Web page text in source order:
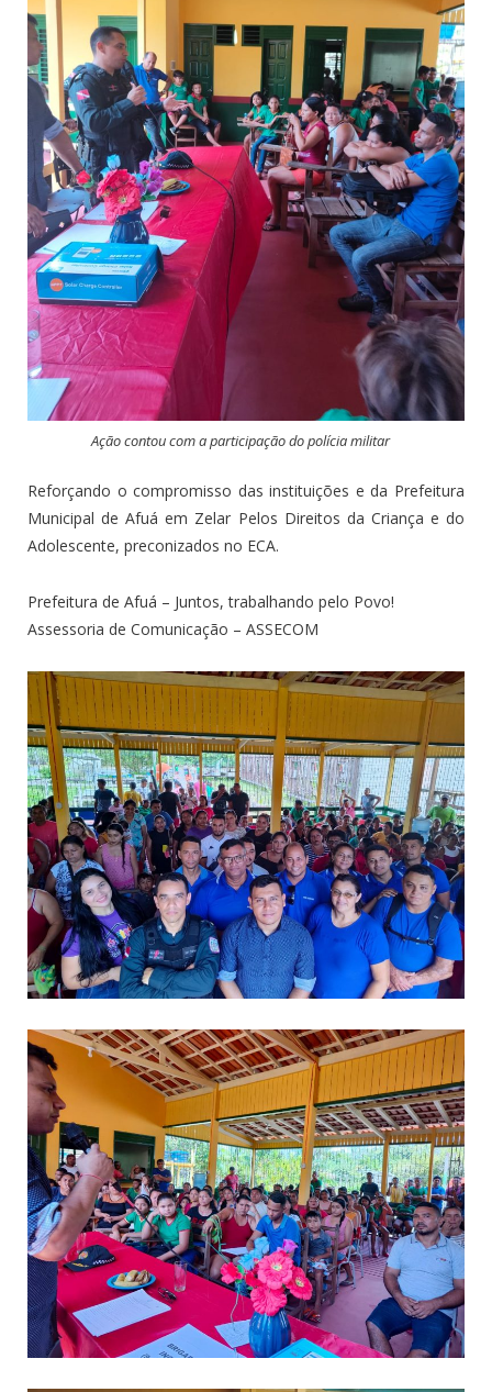
Ação contou com a participação do polícia militar
Reforçando o compromisso das instituições e da Prefeitura
Municipal de Afuá em Zelar Pelos Direitos da Criança e do
Adolescente, preconizados no ECA.
Prefeitura de Afuá – Juntos, trabalhando pelo Povo!
Assessoria de Comunicação – ASSECOM